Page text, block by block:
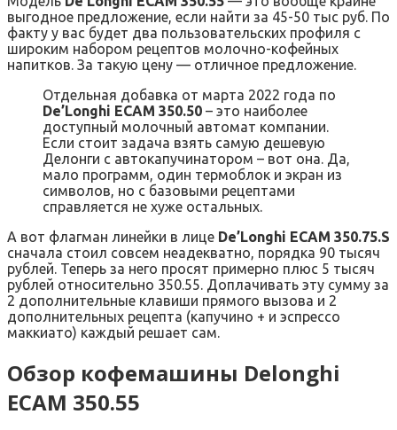
выгодное предложение, если найти за 45-50 тыс руб. По
факту у вас будет два пользовательских профиля с
широким набором рецептов молочно-кофейных
напитков. За такую цену — отличное предложение.
Отдельная добавка от марта 2022 года по
De’Longhi ECAM 350.50 – это наиболее
доступный молочный автомат компании.
Если стоит задача взять самую дешевую
Делонги с автокапучинатором – вот она. Да,
мало программ, один термоблок и экран из
символов, но с базовыми рецептами
справляется не хуже остальных.
А вот флагман линейки в лице De’Longhi ECAM 350.75.S
сначала стоил совсем неадекватно, порядка 90 тысяч
рублей. Теперь за него просят примерно плюс 5 тысяч
рублей относительно 350.55. Доплачивать эту сумму за
2 дополнительные клавиши прямого вызова и 2
дополнительных рецепта (капучино + и эспрессо
маккиато) каждый решает сам.
Обзор кофемашины Delonghi
ECAM 350.55